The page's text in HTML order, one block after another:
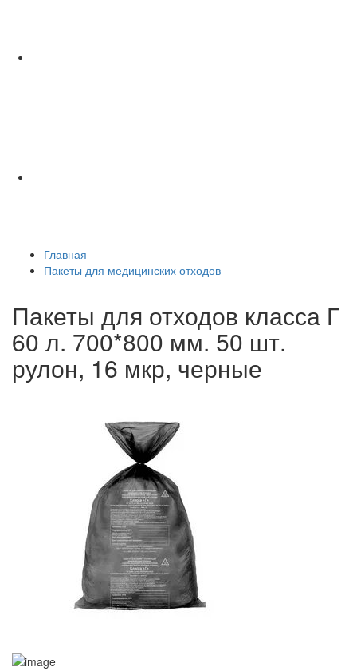
Главная
Пакеты для медицинских отходов
Пакеты для отходов класса Г
60 л. 700*800 мм. 50 шт.
рулон, 16 мкр, черные